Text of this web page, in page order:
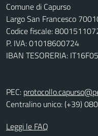
Comune di Capurso
Largo San Francesco
Codice fiscale:
P. IVA: 01018600724
IBAN TESORERIA:
PEC:
Centralino unico: (+39)
Leggi le FAQ